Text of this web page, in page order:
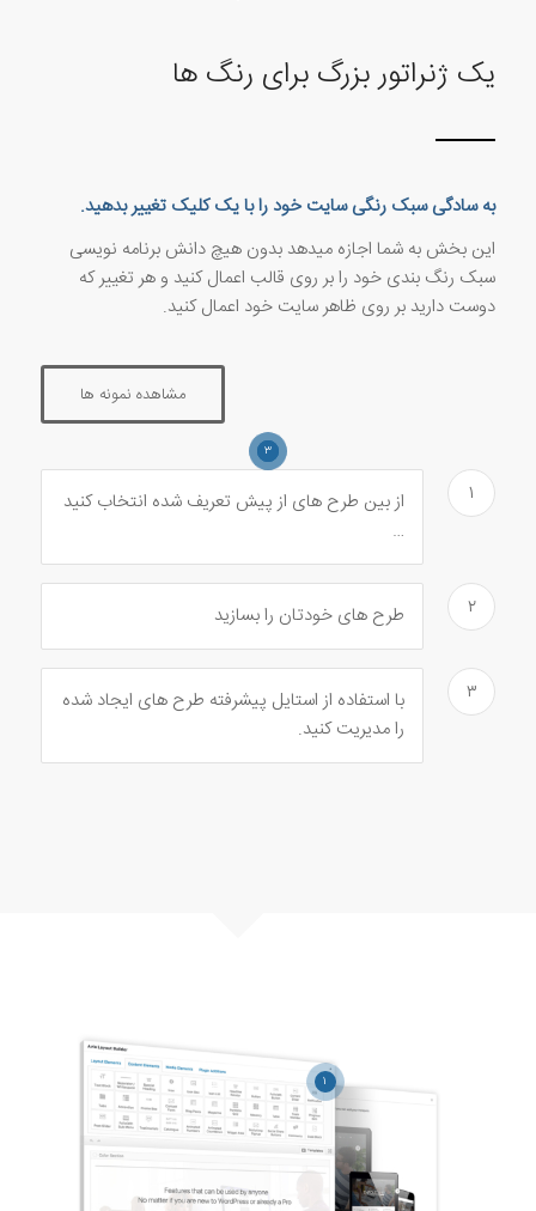
یک ژنراتور بزرگ برای رنگ ها
به سادگی سبک رنگی سایت خود را با یک کلیک تغییر بدهید.
این بخش به شما اجازه میدهد بدون هیچ دانش برنامه نویسی
سبک رنگ بندی خود را بر روی قالب اعمال کنید و هر تغییر که
دوست دارید بر روی ظاهر سایت خود اعمال کنید.
مشاهده نمونه ها
۱
۲
۳
۱
از بین طرح های از پیش تعریف شده انتخاب کنید
…
۲ طرح های خودتان را بسازید
۳
با استفاده از استایل پیشرفته طرح های ایجاد شده
را مدیریت کنید.
۱